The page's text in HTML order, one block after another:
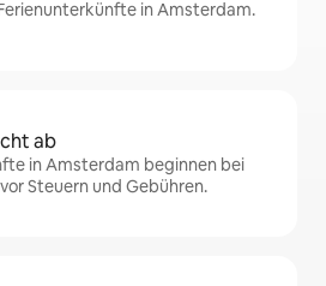
in Amsterdam.
ab
in Amsterdam beginnen bei
Steuern und Gebühren.